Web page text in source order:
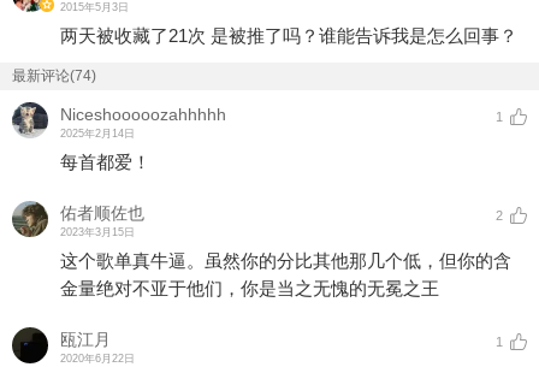
2015年5月3日
两天被收藏了21次 是被推了吗？谁能告诉我是怎么回事？
最新评论(74)
Niceshooooozahhhhh
2025年2月14日
1
每首都爱！
佑者顺佐也
2023年3月15日
2
这个歌单真牛逼。虽然你的分比其他那几个低，但你的含
金量绝对不亚于他们，你是当之无愧的无冕之王
瓯江月
2020年6月22日
1